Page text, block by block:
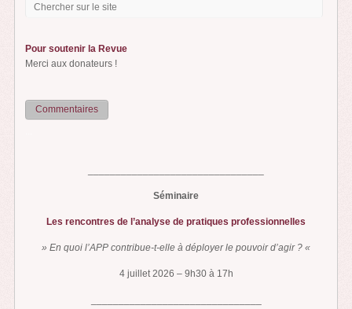
Pour soutenir la Revue
Merci aux donateurs !
Commentaires
Séminaire
Les rencontres de l’analyse de pratiques professionnelles
» En quoi l’APP contribue-t-elle à déployer le pouvoir d’agir ? «
4 juillet 2026 – 9h30 à 17h